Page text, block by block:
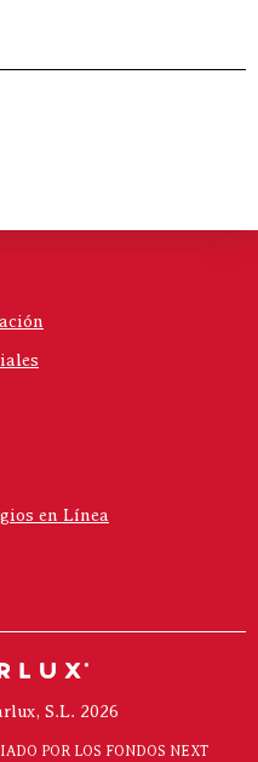
en Línea
S.L. 2026
POR LOS FONDOS NEXT